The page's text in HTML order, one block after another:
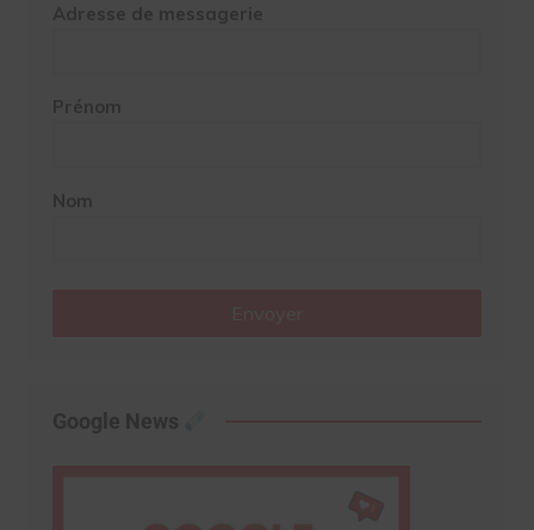
Adresse de messagerie
Prénom
Nom
Google News